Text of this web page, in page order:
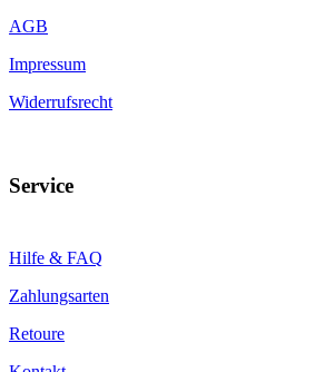
AGB
Impressum
Widerrufsrecht
Service
Hilfe & FAQ
Zahlungsarten
Retoure